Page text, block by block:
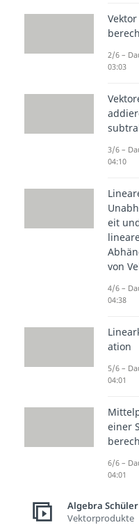
Vektor
2/6 –
03:03
3/6 –
04:10
eit
von
4/6 –
04:38
ation
5/6 –
04:01
einer
6/6 –
04:01
Algebra Schüler
Vektorprodukte